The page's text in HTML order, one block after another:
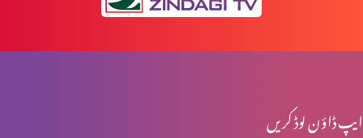
ایپ ڈاؤن لوڈ کریں